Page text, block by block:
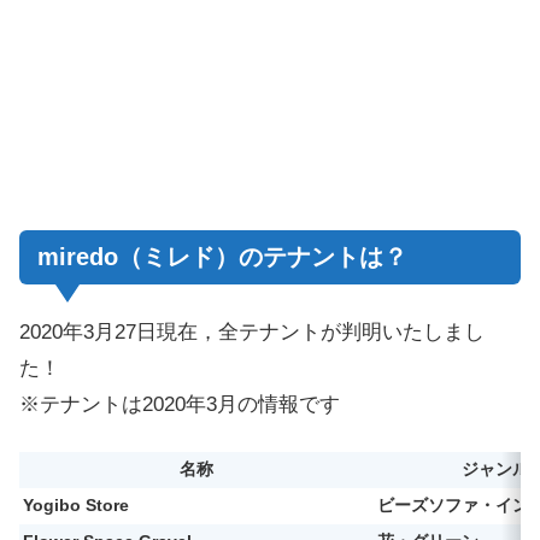
miredo（ミレド）のテナントは？
2020年3月27日現在，全テナントが判明いたしまし
た！
※テナントは2020年3月の情報です
名称
ジャンル
Yogibo Store
ビーズソファ・イン